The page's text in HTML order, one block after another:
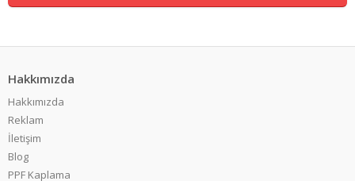
Hakkımızda
Hakkımızda
Reklam
İletişim
Blog
PPF Kaplama